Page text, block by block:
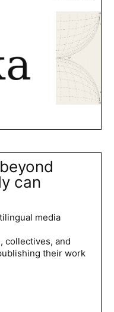
can
media
collectives, and
their work